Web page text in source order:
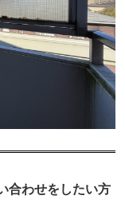
合わせをしたい方